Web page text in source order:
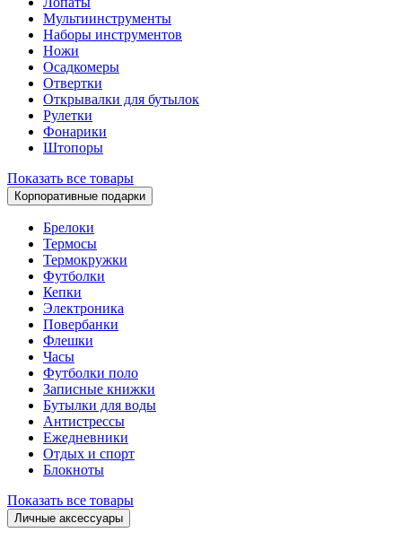
Мультиинструменты
Наборы инструментов
Ножи
Осадкомеры
Отвертки
Открывалки для бутылок
Рулетки
Фонарики
Штопоры
Показать все товары
Корпоративные подарки
Брелоки
Термосы
Термокружки
Футболки
Кепки
Электроника
Повербанки
Флешки
Часы
Футболки поло
Записные книжки
Бутылки для воды
Антистрессы
Ежедневники
Отдых и спорт
Блокноты
Показать все товары
Личные аксессуары